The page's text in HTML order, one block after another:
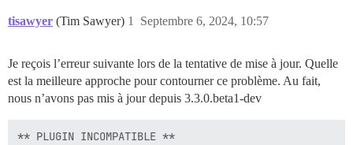
tisawyer (Tim Sawyer) Septembre 6, 2024, 10:57
1
Je reçois l’erreur suivante lors de la tentative de mise à jour. Quelle
est la meilleure approche pour contourner ce problème. Au fait,
nous n’avons pas mis à jour depuis 3.3.0.beta1-dev
** PLUGIN INCOMPATIBLE **